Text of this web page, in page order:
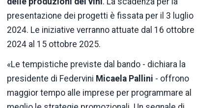
presentazione dei progetti è fissata per il 3 luglio
2024. Le iniziative verranno attuate dal 16 ottobre
2024 al 15 ottobre 2025.
«Le tempistiche previste dal bando - dichiara la
presidente di Federvini Micaela Pallini - offrono
maggior tempo alle imprese per programmare al